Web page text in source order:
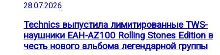
28.07.2026
Technics выпустила лимитированные TWS-
наушники EAH-AZ100 Rolling Stones Edition в
честь нового альбома легендарной группы